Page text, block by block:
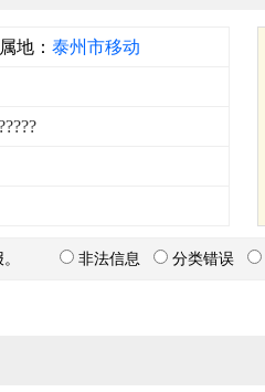
地： 泰州市移动
非法信息 分类错误